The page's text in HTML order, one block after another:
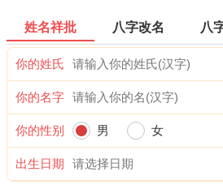
姓名祥批 八字改名 八
你的姓氏
你的名字
你的性别 男 女
出生日期